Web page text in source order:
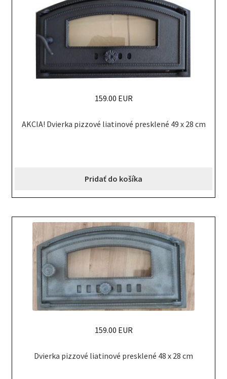
AKCIA! Dvierka pizzové liatinové presklené 49 x 28 cm
159.00 EUR
Pridať do košíka
Dvierka pizzové liatinové presklené 48 x 28 cm
159.00 EUR